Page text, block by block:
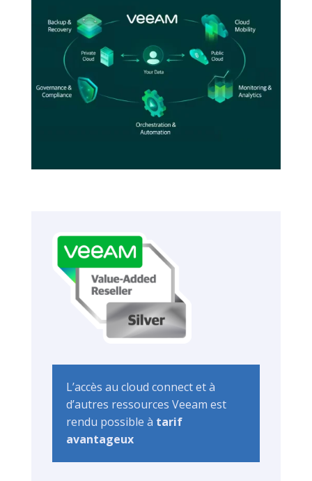
L’accès au cloud connect et à
d’autres ressources Veeam est
rendu possible à tarif
avantageux